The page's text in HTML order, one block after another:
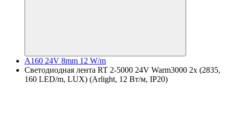
A160 24V 8mm 12 W/m
Светодиодная лента RT 2-5000 24V Warm3000 2x (2835,
160 LED/m, LUX) (Arlight, 12 Вт/м, IP20)